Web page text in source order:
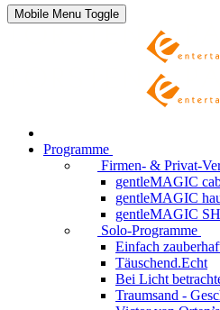
Mobile Menu Toggle
Programme
Firmen- & Privat-
gentleMAGIC
gentleMAGIC
gentleMAGIC
Solo-Programme
Einfach
Täuschend.Echt
Bei Licht
Traumsand -